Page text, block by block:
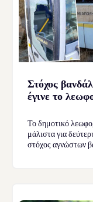
Στόχος
έγινε το
Το δημοτικό
μάλιστα για
στόχος αγνώστων